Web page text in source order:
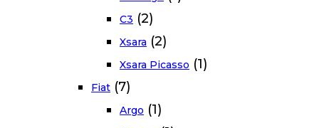
C3 (2)
Xsara (2)
Xsara Picasso (1)
Fiat (7)
Argo (1)